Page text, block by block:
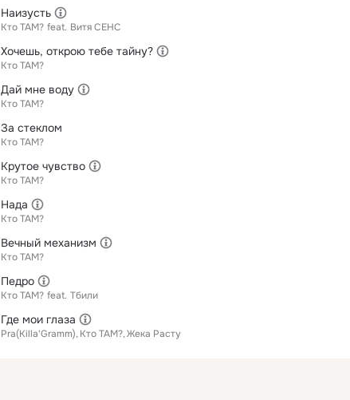
Наизусть
Кто ТАМ? feat. Витя СЕНС
Хочешь, открою тебе тайну?
Кто ТАМ?
Дай мне воду
Кто ТАМ?
За стеклом
Кто ТАМ?
Крутое чувство
Кто ТАМ?
Нада
Кто ТАМ?
Вечный механизм
Кто ТАМ?
Педро
Кто ТАМ? feat. Тбили
Где мои глаза
Pra(Killa'Gramm) Кто ТАМ? Жека Расту